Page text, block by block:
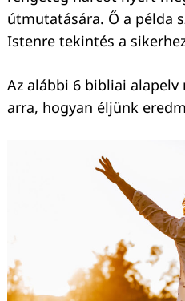
útmutatására. Ő a példa
Istenre tekintés a
Az alábbi 6 bibliai
arra, hogyan éljünk